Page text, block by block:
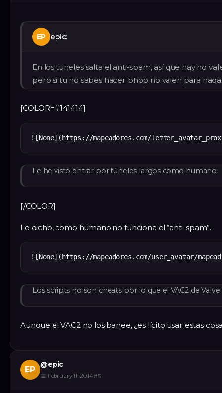
EP epic:
En los tuneles salta el anti-spam, así que hay no
pero si tu no sabes hacer bhop no valen para nada.
[COLOR=#141414]
Le he visto entrar por túneles largos como humano
[/COLOR]
Lo dicho, como humano no funciona el “anti-spam”.
Los scripts no son cheats por lo que el VAC2 de
Aunque el VAC2 no los banee, ¿es lícito usar estas
EP
@epic
📅 February 11, 2014#5